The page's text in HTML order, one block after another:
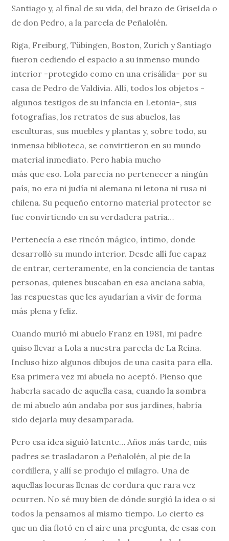
Santiago y, al final de su vida, del brazo de GriseIda o
de don Pedro, a la parcela de Peñalolén.
Riga, Freiburg, Tübingen, Boston, Zurich y Santiago
fueron cediendo el espacio a su inmenso mundo
interior -protegido como en una crisálida- por su
casa de Pedro de Valdivia. Allí, todos los objetos -
algunos testigos de su infancia en Letonia-, sus
fotografías, los retratos de sus abuelos, las
esculturas, sus muebles y plantas y, sobre todo, su
inmensa biblioteca, se convirtieron en su mundo
material inmediato. Pero había mucho
más que eso. Lola parecía no pertenecer a ningún
país, no era ni judía ni alemana ni letona ni rusa ni
chilena. Su pequeño entorno material protector se
fue convirtiendo en su verdadera patria…
Pertenecía a ese rincón mágico, íntimo, donde
desarrolló su mundo interior. Desde allí fue capaz
de entrar, certeramente, en la conciencia de tantas
personas, quienes buscaban en esa anciana sabia,
las respuestas que les ayudarían a vivir de forma
más plena y feliz.
Cuando murió mi abuelo Franz en 1981, mi padre
quiso llevar a Lola a nuestra parcela de La Reina.
Incluso hizo algunos dibujos de una casita para ella.
Esa primera vez mi abuela no aceptó. Pienso que
haberla sacado de aquella casa, cuando la sombra
de mi abuelo aún andaba por sus jardines, habría
sido dejarla muy desamparada.
Pero esa idea siguió latente… Años más tarde, mis
padres se trasladaron a Peñalolén, al pie de la
cordillera, y allí se produjo el milagro. Una de
aquellas locuras llenas de cordura que rara vez
ocurren. No sé muy bien de dónde surgió la idea o si
todos la pensamos al mismo tiempo. Lo cierto es
que un día flotó en el aire una pregunta, de esas con